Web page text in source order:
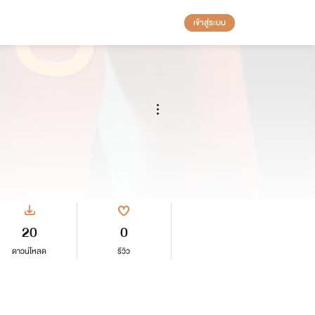
เข้าสู่ระบบ
20
ดาวน์โหลด
0
รีวิว